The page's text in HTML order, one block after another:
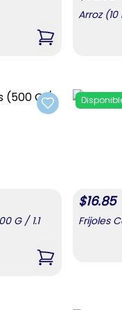
,Arroz (5 Lb)
Arroz (10
Add to
G / 1.1
,Frijoles
$16.85
Frijoles